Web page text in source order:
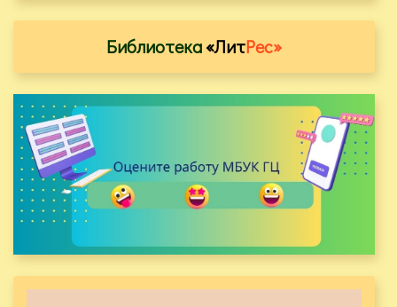
Библиотека«ЛитРес»